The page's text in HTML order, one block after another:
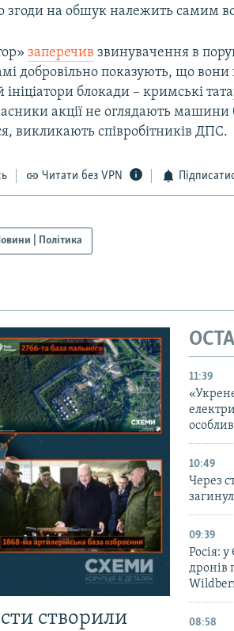
згоди на обшук належить самим
заперечив звинувачення в
добровільно показують, що
ініціатори блокади – кримські
акції не оглядають машини
викликають співробітників ДПС.
Читати без VPN
| Політика
створили
11:39
10:49
Через
09:39
Росія:
дронів
08:58